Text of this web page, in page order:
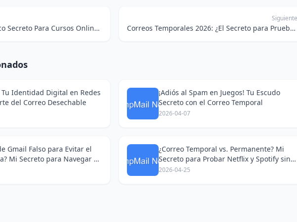
¡Adiós Spam! Mi Truco Secreto Para Cursos Online y Compras Sin Lío de Correos
Siguiente
Correos Temporales 2026: ¿El Secreto para Pruebas Gratis y Privacidad Total?
Tu Identidad Digital en Redes
del Correo Desechable
¡Adiós al Spam en Juegos! Tu Escudo
Secreto con el Correo Temporal
2026-04-07
Gmail Falso para Evitar el
Mi Secreto para Navegar en
¿Correo Temporal vs. Permanente? Mi
Secreto para Probar Netflix y Spotify sin
Dejar Rastro
2026-04-25